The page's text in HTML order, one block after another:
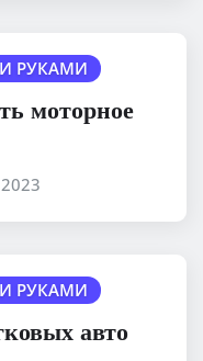
РУКАМИ
моторное
РУКАМИ
авто